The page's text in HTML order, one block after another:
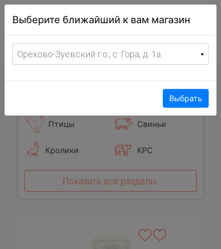
фермерских
товаров
с 8:00 до 19:00 ежедневно
Птицы Свиньи
Кролики КРС
Показать все разделы
Выберите ближайший к вам магазин
Орехово-Зуевский г.о., с. Гора, д. 1а
Выбрать